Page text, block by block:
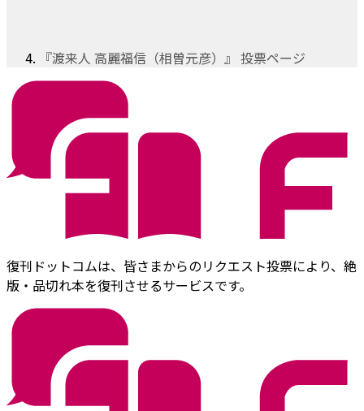
『渡来人 高麗福信（相曽元彦）』 投票ページ
復刊ドットコムは、皆さまからのリクエスト投票により、絶
版・品切れ本を復刊させるサービスです。